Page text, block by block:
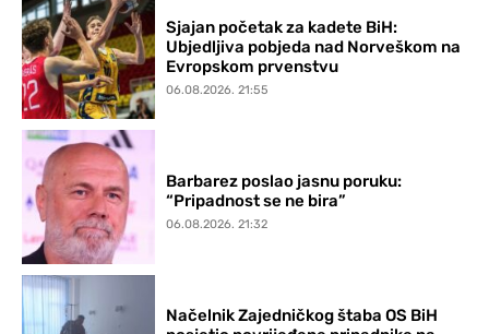
Sjajan početak za kadete BiH:
Ubjedljiva pobjeda nad Norveškom na
Evropskom prvenstvu
06.08.2026. 21:55
Barbarez poslao jasnu poruku:
“Pripadnost se ne bira”
06.08.2026. 21:32
Načelnik Zajedničkog štaba OS BiH